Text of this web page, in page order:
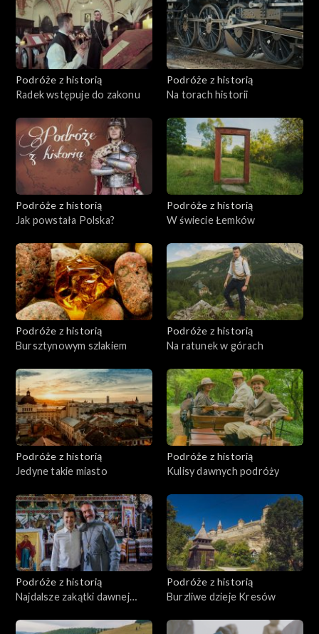
Podróże z historią
Radek wstępuje do zakonu
Podróże z historią
Na torach historii
Podróże z historią
Jak powstała Polska?
Podróże z historią
W świecie Łemków
Podróże z historią
Bursztynowym szlakiem
Podróże z historią
Na ratunek w górach
Podróże z historią
Jedyne takie miasto
Podróże z historią
Kulisy dawnych podróży
Podróże z historią
Najdalsze zakątki dawnej
Podróże z historią
Burzliwe dzieje Kresów